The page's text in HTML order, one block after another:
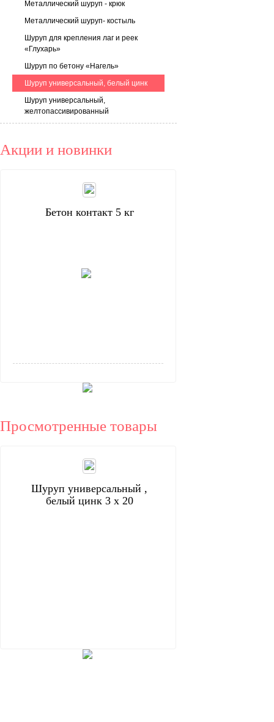
Металлический шуруп - крюк
Металлический шуруп- костыль
Шуруп для крепления лаг и реек
«Глухарь»
Шуруп по бетону «Нагель»
Шуруп универсальный, белый цинк
Шуруп универсальный,
желтопассивированный
Акции и новинки
Бетон контакт 5 кг
Просмотренные товары
Шуруп универсальный ,
белый цинк 3 х 20